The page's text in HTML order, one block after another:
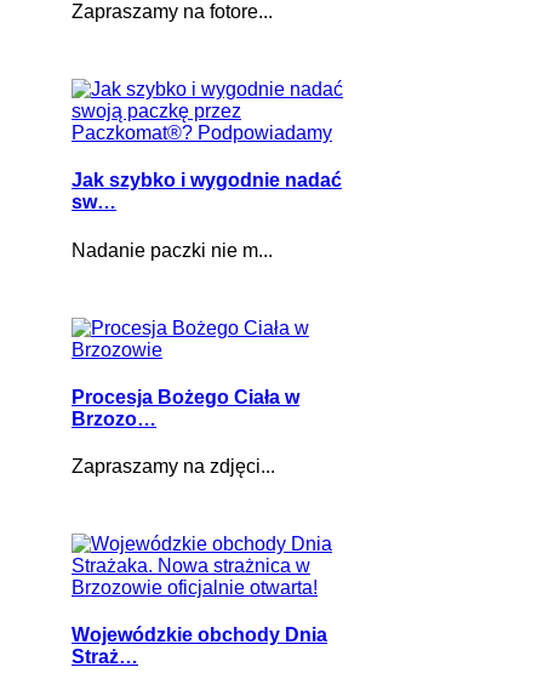
Zapraszamy na fotore...
Jak szybko i wygodnie nadać
sw…
Nadanie paczki nie m...
Procesja Bożego Ciała w
Brzozo…
Zapraszamy na zdjęci...
Wojewódzkie obchody Dnia
Straż…